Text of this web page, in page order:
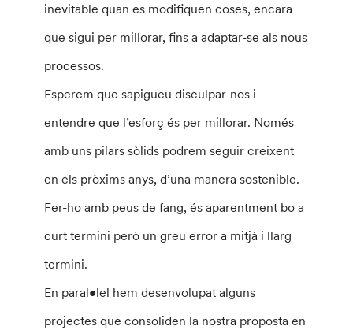
inevitable quan es modifiquen coses, encara
que sigui per millorar, fins a adaptar-se als nous
processos.
Esperem que sapigueu disculpar-nos i
entendre que l’esforç és per millorar. Només
amb uns pilars sòlids podrem seguir creixent
en els pròxims anys, d’una manera sostenible.
Fer-ho amb peus de fang, és aparentment bo a
curt termini però un greu error a mitjà i llarg
termini.
En paral•lel hem desenvolupat alguns
projectes que consoliden la nostra proposta en